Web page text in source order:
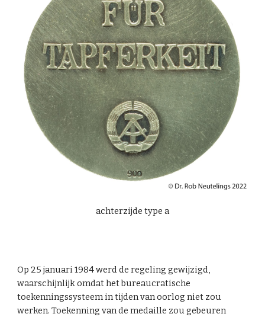
achterzijde type a
Op 25 januari 1984 werd de regeling gewijzigd,
waarschijnlijk omdat het bureaucratische
toekenningssysteem in tijden van oorlog niet zou
werken. Toekenning van de medaille zou gebeuren